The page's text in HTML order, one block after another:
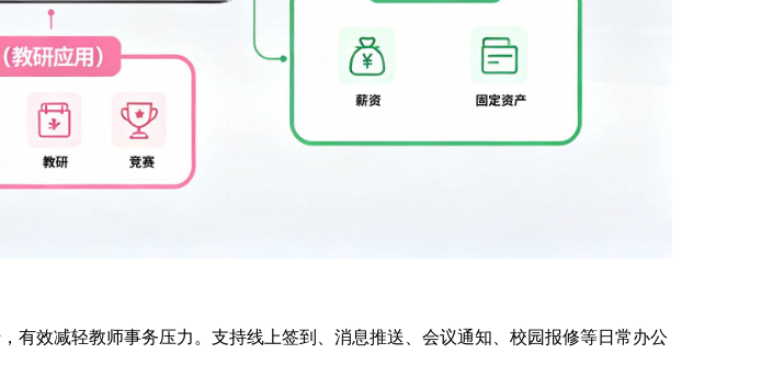
有效减轻教师事务压力。支持线上签到、消息推送、会议通知、校园报修等日常办公